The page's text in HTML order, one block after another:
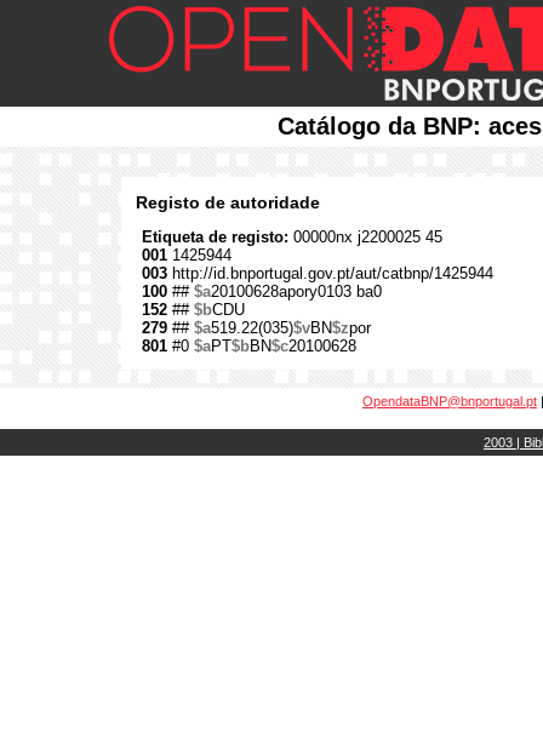
Catálogo da BNP:
Registo de autoridade
Etiqueta de registo: 00000nx j2200025 45
001 1425944
003 http://id.bnportugal.gov.pt/aut/catbnp/1425944
100 ## $a20100628apory0103 ba0
152 ## $bCDU
279 ## $a519.22(035)$vBN$zpor
801 #0 $aPT$bBN$c20100628
OpendataBNP@bnportugal.pt
2003 |